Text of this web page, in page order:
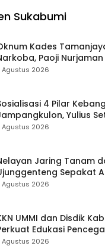
Sukabumi
Kades
Paoji
Kades Diperketat
Agustus 2026
4 Pilar
Yulius
Persatuan
Agustus 2026
Jaring Tanam
Sepakat
Agustus 2026
UMMI dan Disdik
Edukasi
di SMPN 2
Agustus 2026